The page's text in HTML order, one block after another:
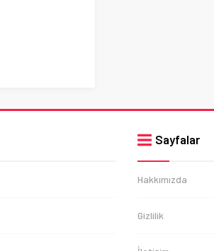
Sayfalar
Hakkımızda
Gizlilik